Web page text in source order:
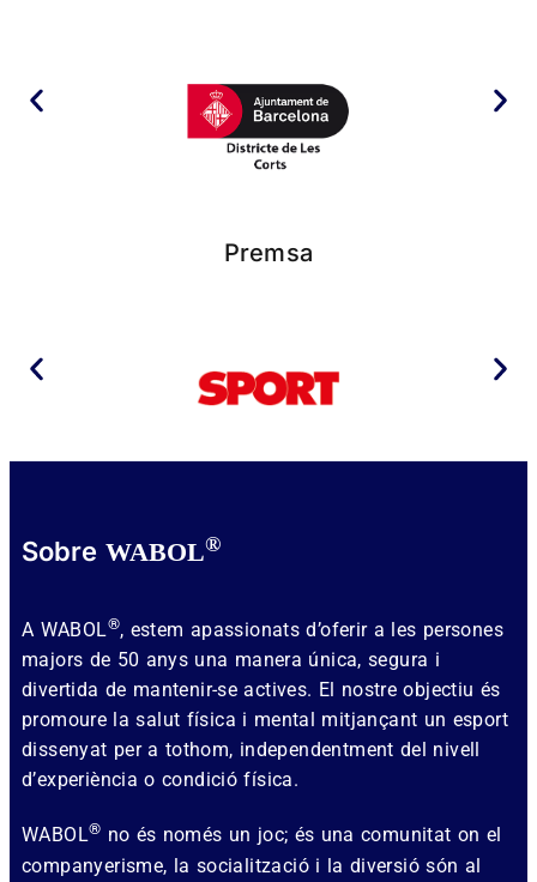
Premsa
Sobre WABOL®
A WABOL®, estem apassionats d’oferir a les persones
majors de 50 anys una manera única, segura i
divertida de mantenir-se actives. El nostre objectiu és
promoure la salut física i mental mitjançant un esport
dissenyat per a tothom, independentment del nivell
d’experiència o condició física.
WABOL® no és només un joc; és una comunitat on el
companyerisme, la socialització i la diversió són al